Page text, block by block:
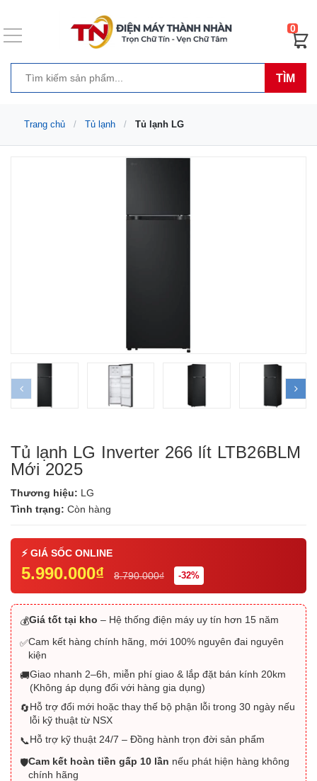
TÌM
0
Trang chủ Tủ lạnh Tủ lạnh LG
Tủ lạnh LG Inverter 266 lít LTB26BLM
Mới 2025
Thương hiệu: LG
Tình trạng: Còn hàng
5.990.000₫ 8.790.000₫ -32%
💰Giá tốt tại kho – Hệ thống điện máy uy tín hơn 15 năm
✅Cam kết hàng chính hãng, mới 100% nguyên đai nguyên
kiện
🚚Giao nhanh 2–6h, miễn phí giao & lắp đặt bán kính 20km
(Không áp dụng đối với hàng gia dụng)
🔄Hỗ trợ đổi mới hoặc thay thế bộ phận lỗi trong 30 ngày nếu
lỗi kỹ thuật từ NSX
📞Hỗ trợ kỹ thuật 24/7 – Đồng hành trọn đời sản phẩm
🛡️Cam kết hoàn tiền gấp 10 lần nếu phát hiện hàng không
chính hãng